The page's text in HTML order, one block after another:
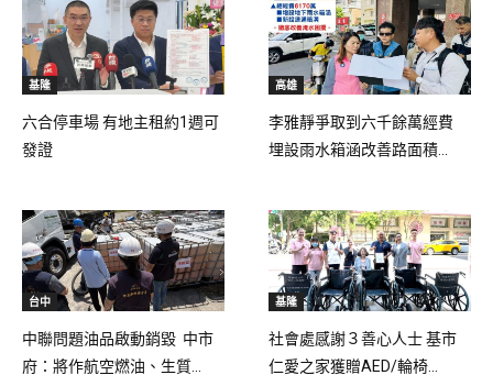
基隆
六合停車場 有地主租約1週可
發證
高雄
李雅靜爭取到六千餘萬經費
埋設雨水箱涵改善路面積...
台中
中聯問題油品啟動銷毀 中市
府：將作航空燃油、生質...
基隆
社會處感謝３善心人士 基市
仁愛之家獲贈AED/輪椅...